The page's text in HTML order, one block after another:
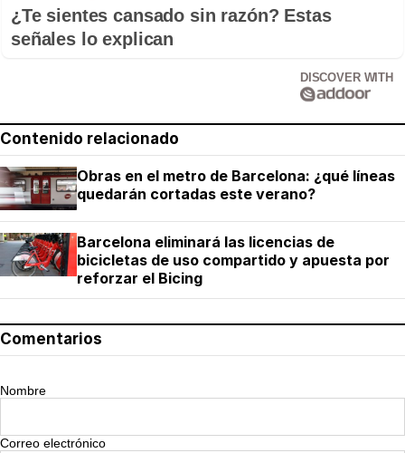
¿Te sientes cansado sin razón? Estas
señales lo explican
DISCOVER WITH
Contenido relacionado
Obras en el metro de Barcelona: ¿qué líneas
quedarán cortadas este verano?
Barcelona eliminará las licencias de
bicicletas de uso compartido y apuesta por
reforzar el Bicing
Comentarios
Nombre
Correo electrónico